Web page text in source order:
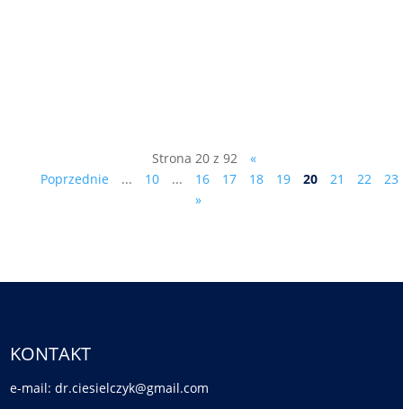
Strona 20 z 92
«
Poprzednie
... 10 ... 16 17 18 19 20 21 22
23
»
KONTAKT
e-mail: dr.ciesielczyk@gmail.com